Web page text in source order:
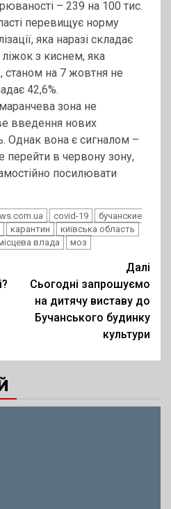
– 239 на 100 тис.
перевищує норму
яка наразі складає
з киснем, яка
станом на 7 жовтня не
42,6%.
зона не
введення нових
Однак вона є сигналом –
перейти в червону зону,
посилювати
covid-19
бучанские
карантин
київська область
влада моз
Далі
Сьогодні запрошуємо
на дитячу виставу до
Бучанського будинку
культури